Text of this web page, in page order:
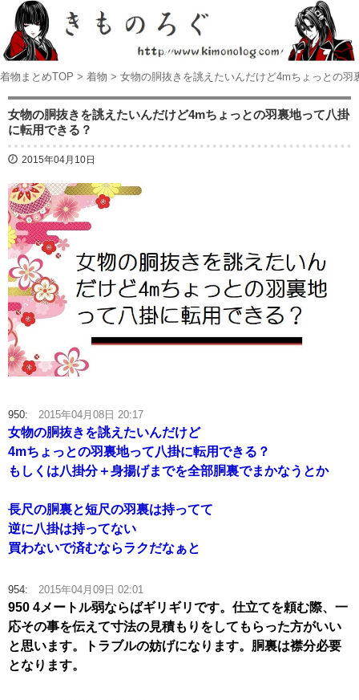
着物まとめTOP > 着物 > 女物の胴抜きを誂えたいんだけど4mちょっとの羽
女物の胴抜きを誂えたいんだけど4mちょっとの羽裏地って八掛
に転用できる？
2015年04月10日
950: 2015年04月08日 20:17
女物の胴抜きを誂えたいんだけど
4mちょっとの羽裏地って八掛に転用できる？
もしくは八掛分＋身揚げまでを全部胴裏でまかなうとか
長尺の胴裏と短尺の羽裏は持ってて
逆に八掛は持ってない
買わないで済むならラクだなぁと
954: 2015年04月09日 02:01
950 4メートル弱ならばギリギリです。仕立てを頼む際、一
応その事を伝えて寸法の見積もりをしてもらった方がいい
と思います。トラブルの妨げになります。胴裏は襟分必要
となります。